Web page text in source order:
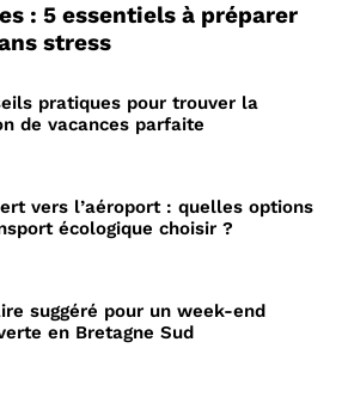
: 5 essentiels à préparer
stress
pratiques pour trouver la
de vacances parfaite
vers l’aéroport : quelles options
écologique choisir ?
suggéré pour un week-end
en Bretagne Sud